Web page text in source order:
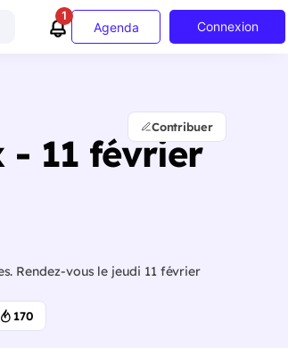
1
Agenda Connexion
- 11 février
Rendez-vous le jeudi 11 février
Contribuer
170